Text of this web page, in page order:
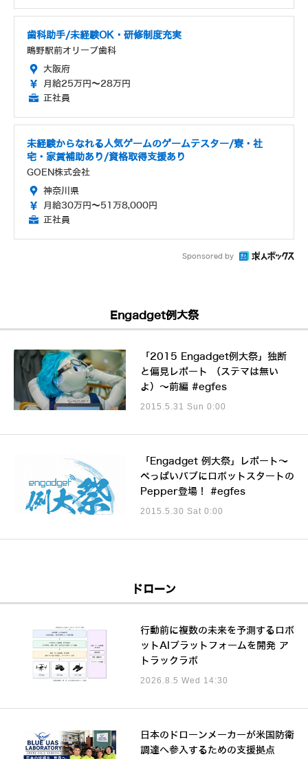
歯科助手/未経験OK・研修制度充実
鴫野駅前オリーブ歯科
大阪府
月給25万円～28万円
正社員
未経験からなれる人気ゲームのゲームテスター/寮・社
宅・家賃補助あり/資格取得支援あり
GOEN株式会社
神奈川県
月給30万円～51万8,000円
正社員
Sponsored by
Engadget例大祭
「2015 Engadget例大祭」独断
と偏見レポート （ステマは無い
よ）～前編 #egfes
2015.5.31 Sun 0:00
「Engadget 例大祭」レポート～
ぺっぱいパブにロボットスタートの
Pepper登場！ #egfes
2015.5.30 Sat 0:00
ドローン
行動前に複数の未来を予測するロボ
ットAIプラットフォームを開発 ア
トラックラボ
2026.8.5 Wed 14:30
日本のドローンメーカーが米国防衛
調達へ参入するための支援拠点